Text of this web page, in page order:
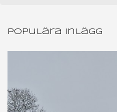
n
r
Populära inlägg